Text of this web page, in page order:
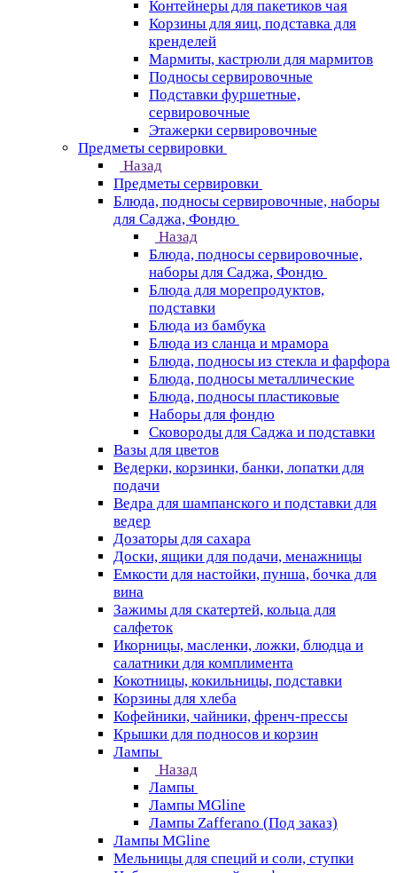
Контейнеры для пакетиков чая
Корзины для яиц, подставка для
кренделей
Мармиты, кастрюли для мармитов
Подносы сервировочные
Подставки фуршетные,
сервировочные
Этажерки сервировочные
Предметы сервировки
Назад
Предметы сервировки
Блюда, подносы сервировочные, наборы
для Саджа, Фондю
Назад
Блюда, подносы сервировочные,
наборы для Саджа, Фондю
Блюда для морепродуктов,
подставки
Блюда из бамбука
Блюда из сланца и мрамора
Блюда, подносы из стекла и фарфора
Блюда, подносы металлические
Блюда, подносы пластиковые
Наборы для фондю
Сковороды для Саджа и подставки
Вазы для цветов
Ведерки, корзинки, банки, лопатки для
подачи
Ведра для шампанского и подставки для
ведер
Дозаторы для сахара
Доски, ящики для подачи, менажницы
Емкости для настойки, пунша, бочка для
вина
Зажимы для скатертей, кольца для
салфеток
Икорницы, масленки, ложки, блюдца и
салатники для комплимента
Кокотницы, кокильницы, подставки
Корзины для хлеба
Кофейники, чайники, френч-прессы
Крышки для подносов и корзин
Лампы
Назад
Лампы
Лампы MGline
Лампы Zafferano (Под заказ)
Лампы MGline
Мельницы для специй и соли, ступки